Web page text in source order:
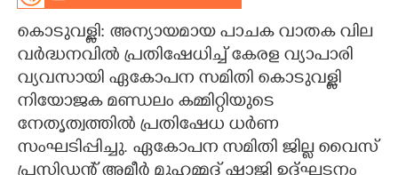
CARTOONS
LITERATURE
ZOOM
കൊടുവള്ളി: അന്യായമായ പാചക വാതക വില
വർദ്ധനവിൽ പ്രതിഷേധിച്ച് കേരള വ്യാപാരി
വ്യവസായി ഏകോപന സമിതി കൊടുവള്ളി
നിയോജക മണ്ഡലം കമ്മിറ്റിയുടെ
നേതൃത്വത്തിൽ പ്രതിഷേധ ധർണ
സംഘടിപ്പിച്ചു. ഏകോപന സമിതി ജില്ല വൈസ്